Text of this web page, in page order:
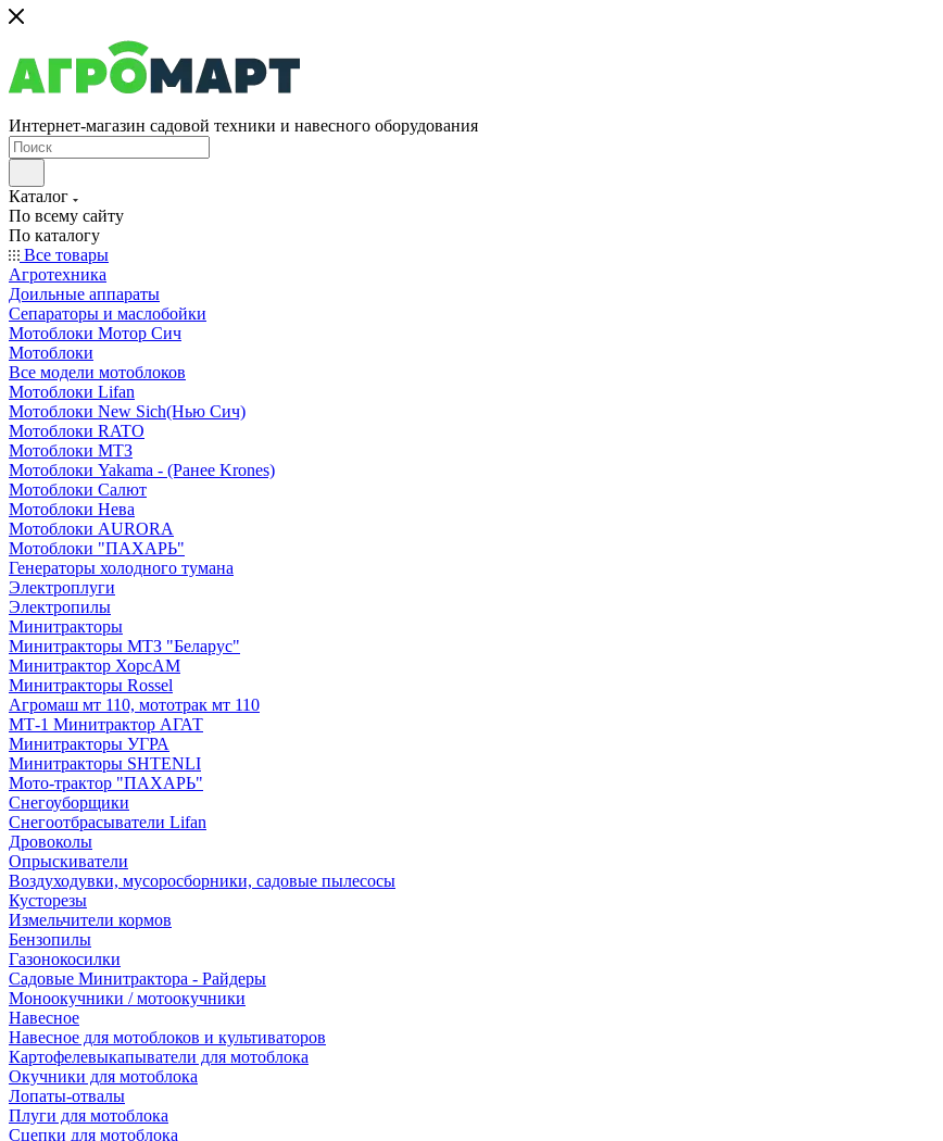
Интернет-магазин садовой техники и навесного оборудования
Каталог
По всему сайту
По каталогу
Все товары
Агротехника
Доильные аппараты
Сепараторы и маслобойки
Мотоблоки Мотор Сич
Мотоблоки
Все модели мотоблоков
Мотоблоки Lifan
Мотоблоки New Sich(Нью Сич)
Мотоблоки RATO
Мотоблоки МТЗ
Мотоблоки Yakama - (Ранее Krones)
Мотоблоки Салют
Мотоблоки Нева
Мотоблоки AURORA
Мотоблоки "ПАХАРЬ"
Генераторы холодного тумана
Электроплуги
Электропилы
Минитракторы
Минитракторы МТЗ "Беларус"
Минитрактор ХорсАМ
Минитракторы Rossel
Агромаш мт 110, мототрак мт 110
МТ-1 Минитрактор АГАТ
Минитракторы УГРА
Минитракторы SHTENLI
Мото-трактор "ПАХАРЬ"
Снегоуборщики
Снегоотбрасыватели Lifan
Дровоколы
Опрыскиватели
Воздуходувки, мусоросборники, cадовые пылесосы
Кусторезы
Измельчители кормов
Бензопилы
Газонокосилки
Садовые Минитрактора - Райдеры
Моноокучники / мотоокучники
Навесное
Навесное для мотоблоков и культиваторов
Картофелевыкапыватели для мотоблока
Окучники для мотоблока
Лопаты-отвалы
Плуги для мотоблока
Сцепки для мотоблока